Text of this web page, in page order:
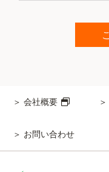
会社概要
お問い合わせ